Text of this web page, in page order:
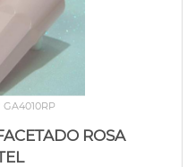
GA4010RP
ROSA